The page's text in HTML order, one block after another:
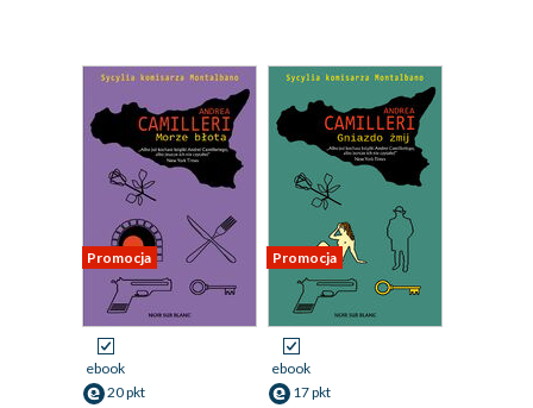
Promocja
ebook
20 pkt
Promocja
ebook
17 pkt